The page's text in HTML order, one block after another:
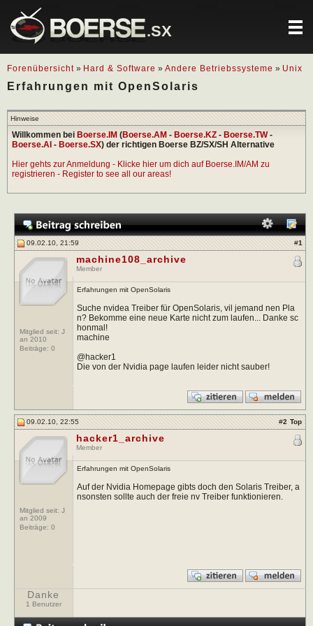
.SX
Forenübersicht » Hard & Software » Andere Betriebssysteme » Unix
Erfahrungen mit OpenSolaris
Hinweise
Willkommen bei Boerse.IM (Boerse.AM - Boerse.KZ - Boerse.TW-
Boerse.AI - Boerse.SX) der richtigen Boerse BZ/SX/SH Alternative
Hier gehts zur Anmeldung - Klicke hier um dich auf Boerse.IM/AM zu
registrieren - Register to see all our areas!
09.02.10, 21:59 #1
Mitglied seit: J
an 2010
Beiträge: 0
machine108_archive
Member
Erfahrungen mit OpenSolaris
Suche nvidea Treiber für OpenSolaris, vil jemand nen Pla
n? Bekomme eine neue Karte nicht zum laufen... Danke sc
honmal!
machine
@hacker1
Die von der Nvidia page laufen leider nicht sauber!
09.02.10, 22:55 #2 Top
Mitglied seit: J
an 2009
Beiträge: 0
hacker1_archive
Member
Erfahrungen mit OpenSolaris
Auf der Nvidia Homepage gibts doch den Solaris Treiber, a
nsonsten sollte auch der freie nv Treiber funktionieren.
Danke
1 Benutzer